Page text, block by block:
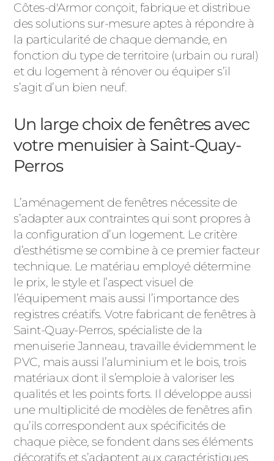
Côtes-d'Armor conçoit, fabrique et distribue
des solutions sur-mesure aptes à répondre à
la particularité de chaque demande, en
fonction du type de territoire (urbain ou rural)
et du logement à rénover ou équiper s’il
s’agit d’un bien neuf.
Un large choix de fenêtres avec
votre menuisier à Saint-Quay-
Perros
L’aménagement de fenêtres nécessite de
s’adapter aux contraintes qui sont propres à
la configuration d’un logement. Le critère
d’esthétisme se combine à ce premier facteur
technique. Le matériau employé détermine
le prix, le style et l’aspect visuel de
l’équipement mais aussi l’importance des
registres créatifs. Votre fabricant de fenêtres à
Saint-Quay-Perros, spécialiste de la
menuiserie Janneau, travaille évidemment le
PVC, mais aussi l’aluminium et le bois, trois
matériaux dont il s’emploie à valoriser les
qualités et les points forts. Il développe aussi
une multiplicité de modèles de fenêtres afin
qu’ils correspondent aux spécificités de
chaque pièce, se fondent dans ses éléments
décoratifs et s’adaptent aux caractéristiques
ALUMINIUM
ACIER